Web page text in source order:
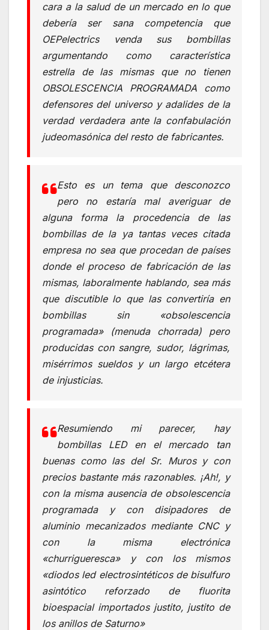
cara a la salud de un mercado en lo que
debería ser sana competencia que
OEPelectrics venda sus bombillas
argumentando como característica
estrella de las mismas que no tienen
OBSOLESCENCIA PROGRAMADA como
defensores del universo y adalides de la
verdad verdadera ante la confabulación
judeomasónica del resto de fabricantes.
Esto es un tema que desconozco
pero no estaría mal averiguar de
alguna forma la procedencia de las
bombillas de la ya tantas veces citada
empresa no sea que procedan de países
donde el proceso de fabricación de las
mismas, laboralmente hablando, sea más
que discutible lo que las convertiría en
bombillas sin «obsolescencia
programada» (menuda chorrada) pero
producidas con sangre, sudor, lágrimas,
misérrimos sueldos y un largo etcétera
de injusticias.
Resumiendo mi parecer, hay
bombillas LED en el mercado tan
buenas como las del Sr. Muros y con
precios bastante más razonables. ¡Ah!, y
con la misma ausencia de obsolescencia
programada y con disipadores de
aluminio mecanizados mediante CNC y
con la misma electrónica
«churrigueresca» y con los mismos
«diodos led electrosintéticos de bisulfuro
asintótico reforzado de fluorita
bioespacial importados justito, justito de
los anillos de Saturno»